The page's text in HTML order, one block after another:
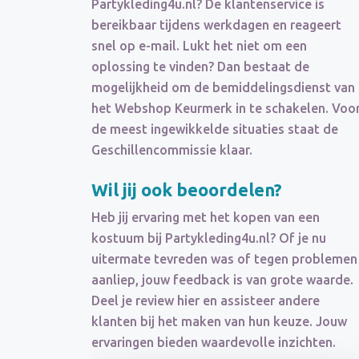
Partykleding4u.nl? De klantenservice is
bereikbaar tijdens werkdagen en reageert
snel op e-mail. Lukt het niet om een
oplossing te vinden? Dan bestaat de
mogelijkheid om de bemiddelingsdienst van
het Webshop Keurmerk in te schakelen.
de meest ingewikkelde situaties staat de
Geschillencommissie klaar.
Wil jij ook beoordelen?
Heb jij ervaring met het kopen van een
kostuum bij Partykleding4u.nl? Of je nu
uitermate tevreden was of tegen problemen
aanliep, jouw feedback is van grote waarde.
Deel je review hier en assisteer andere
klanten bij het maken van hun keuze. Jouw
ervaringen bieden waardevolle inzichten.